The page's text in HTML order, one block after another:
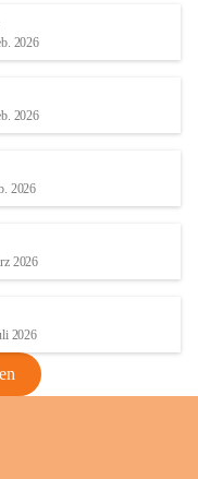
r
S
2026
2026
2026
2026
2026